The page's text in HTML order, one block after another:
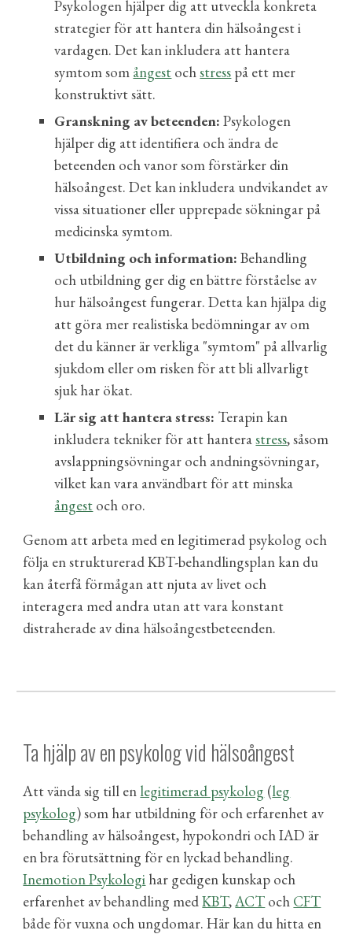
Psykologen hjälper dig att utveckla konkreta
strategier för att hantera din hälsoångest i
vardagen. Det kan inkludera att hantera
symtom som ångest ochstress på ett mer
konstruktivt sätt.
Granskning av beteenden: Psykologen
hjälper dig att identifiera och ändra de
beteenden och vanor som förstärker din
hälsoångest. Det kan inkludera undvikandet av
vissa situationer eller upprepade sökningar på
medicinska symtom.
Utbildning och information: Behandling
och utbildning ger dig en bättre förståelse av
hur hälsoångest fungerar. Detta kan hjälpa dig
att göra mer realistiska bedömningar av om
det du känner är verkliga "symtom" på allvarlig
sjukdom eller om risken för att bli allvarligt
sjuk har ökat.
Lär sig att hantera stress: Terapin kan
inkludera tekniker för att hanterastress, såsom
avslappningsövningar och andningsövningar,
vilket kan vara användbart för att minska
ångest och oro.
Genom att arbeta med en legitimerad psykolog och
följa en strukturerad KBT-behandlingsplan kan du
kan återfå förmågan att njuta av livet och
interagera med andra utan att vara konstant
distraherade av dina hälsoångestbeteenden.
Ta hjälp av en psykolog vid hälsoångest
Att vända sig till en legitimerad psykolog (leg
psykolog)som har utbildning för och erfarenhet av
behandling av hälsoångest, hypokondri och IAD är
en bra förutsättning för en lyckad behandling.
Inemotion Psykologi har gedigen kunskap och
erfarenhet av behandling medKBT,ACT och CFT
både förvuxna och ungdomar. Här kan du hitta en